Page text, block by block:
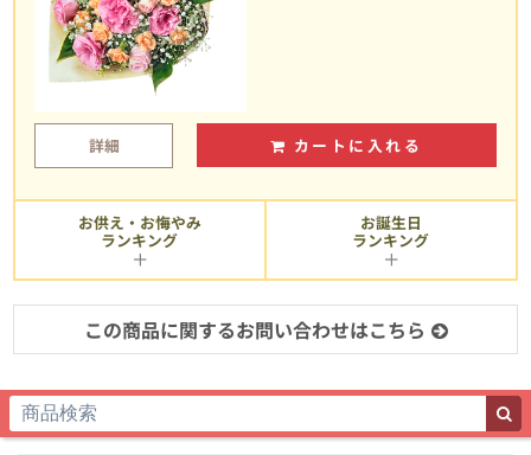
詳細 カートに入れる
お供え・お悔やみ
ランキング
お誕生日
ランキング
この商品に関するお問い合わせはこちら